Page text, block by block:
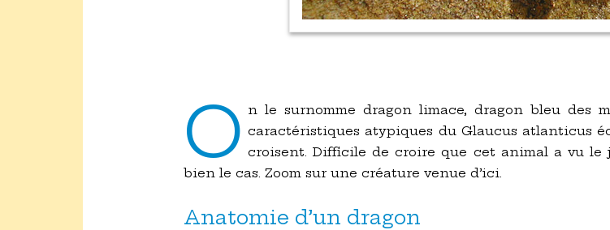
O n le surnomme dragon limace, dragon bleu des
caractéristiques atypiques du Glaucus atlanticus
croisent. Difficile de croire que cet animal a vu
bien le cas. Zoom sur une créature venue d’ici.
Anatomie d’un dragon